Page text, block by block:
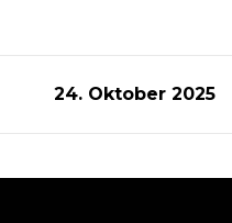
24. Oktober 2025